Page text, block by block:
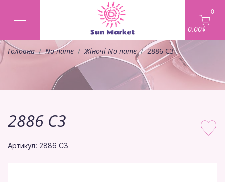
0
0.00$
Головна No name Жіночі No name 2886 C3
2886 C3
Артикул: 2886 C3